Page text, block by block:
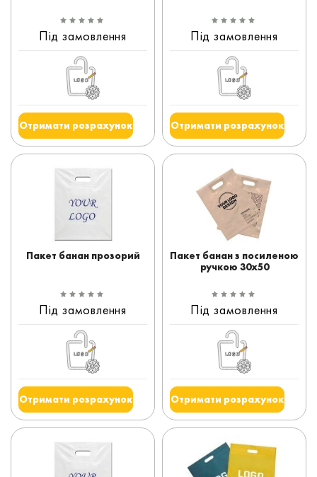
Під замовлення
Отримати розрахунок
Під замовлення
Отримати розрахунок
Пакет банан прозорий
Під замовлення
Отримати розрахунок
Пакет банан з посиленою
ручкою 30x50
Під замовлення
Отримати розрахунок